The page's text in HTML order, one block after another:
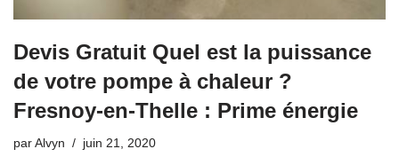
Devis Gratuit Quel est la puissance
de votre pompe à chaleur ?
Fresnoy-en-Thelle : Prime énergie
par Alvyn juin 21, 2020